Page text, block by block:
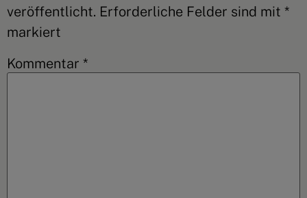
veröffentlicht. Erforderliche Felder sind mit *
markiert
Kommentar *